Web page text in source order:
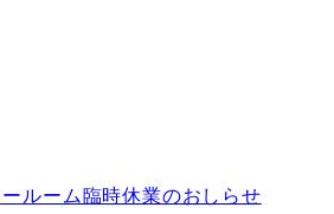
ルーム臨時休業のおしらせ